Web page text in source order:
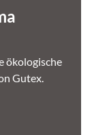
ökologische
Gutex.